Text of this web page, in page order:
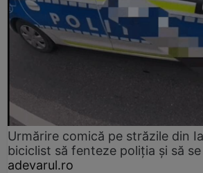
Urmărire comică pe străzile din
biciclist să fenteze poliția și să
adevarul.ro